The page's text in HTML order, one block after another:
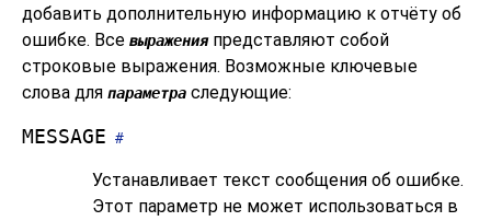
добавить дополнительную информацию к отчёту об
ошибке. Все выраженияпредставляют собой
строковые выражения. Возможные ключевые
слова для параметра следующие:
MESSAGE #
Устанавливает текст сообщения об ошибке.
Этот параметр не может использоваться в